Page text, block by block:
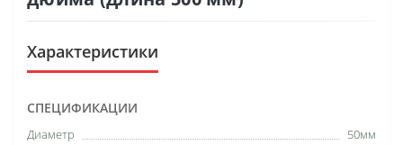
Характеристики
СПЕЦИФИКАЦИИ
Диаметр
50мм